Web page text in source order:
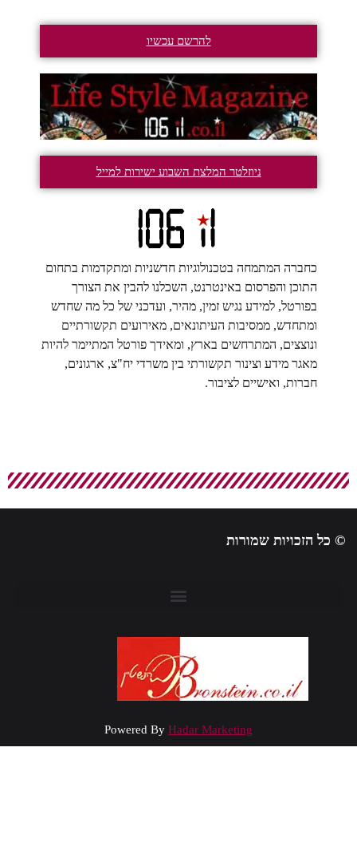
להרשם עכשיו
ניוזלטר המלצת השבוע ישירות למייל
כחברה המתמחה בטכנולוגיות חדשניות ומתקדמות בתחום
התוכן והפרסום באינטרנט, השכלנו להבין את הצורך
בפורטל, למידע נגיש זמין, מהיר, ועדכני של כל מה שחדש
ומתחדש, ממסיבות העיתונאים, מאירועים תקשורתיים
ונוצצים, המתרחשים בארץ, ומאידך פורטל המתיימר להיות
מאגר מידע וצינור תקשורתי בין משרדי יח"צ, ארגונים,
חברות, ואישיים לציבור.
כל הזכויות שמורות
Powered ByHadar Marketing